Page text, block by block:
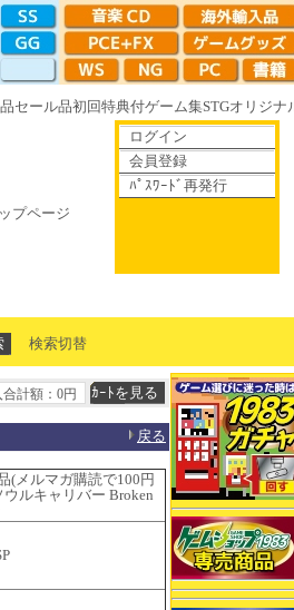
セール品初回特典付ゲーム集STGオリジナ
プページ
て散りゆく鏡の花へ 70年代風ロボッ
ログイン
会員登録
ﾊﾟｽﾜｰﾄﾞ再発行
検索切替
計額：0円
戻る
(メルマガ購読で100円
ウルキャリバー Broken